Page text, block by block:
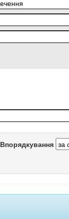
Впорядкування